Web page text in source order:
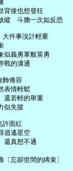
背後也想發狂
　斗膽一次如反恐
件事沒計輕重
義勇軍般英勇
戰的溝通
飾倦容
表情輕鬆
還若輕的舉重
似失蹤
許面紅
逍遙星空
還真想不通
忘卻世間的縳束〕